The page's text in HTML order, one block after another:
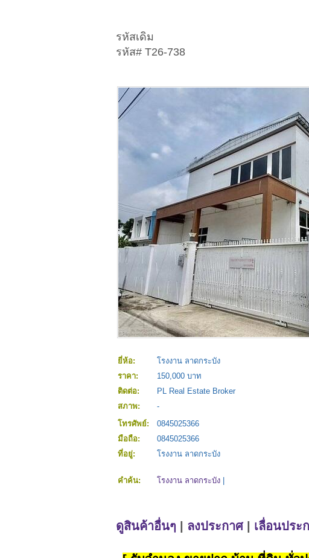
รหัสเดิม
รหัส# T26-738
ยี่ห้อ: โรงงาน ลาดกระบัง
ราคา:
150,000 บาท
ติดต่อ:
PL Real Estate Broker
สภาพ:
-
โทรศัพย์:
0845025366
มือถือ:
0845025366
ที่อยู่:
โรงงาน ลาดกระบัง
คำค้น: โรงงาน ลาดกระบัง
ดูสินค้าอื่นๆ ลงประกาศ| เลื่อนประ